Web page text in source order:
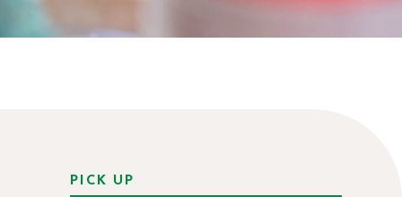
PICK UP